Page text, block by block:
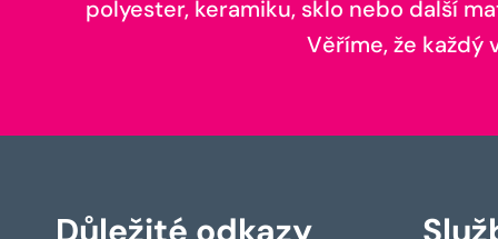
polyester, keramiku, sklo nebo další
Věříme, že každý
Důležité odkazy